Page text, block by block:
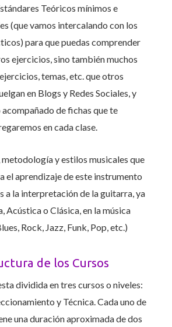
Teóricos mínimos e
(que vamos intercalando con los
para que puedas comprender
ejercicios, sino también muchos
temas, etc. que otros
en Blogs y Redes Sociales, y
de fichas que te
en cada clase.
y estilos musicales que
el aprendizaje de este instrumento
a la interpretación de la guitarra, ya
Acústica o Clásica, en la música
Rock, Jazz, Funk, Pop, etc.)
de los Cursos
dividida en tres cursos o niveles:
y Técnica. Cada uno de
una duración aproximada de dos